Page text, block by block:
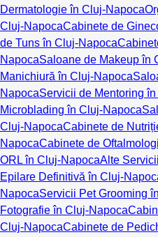
Dermatologie în Cluj-Napoca
Cluj-NapocaCabinete de
de Tuns în Cluj-Napoca
NapocaSaloane de Makeup în
Manichiură în Cluj-Napoca
NapocaServicii de Mentoring
Microblading în Cluj-Napoca
Cluj-NapocaCabinete de
NapocaCabinete de
ORL în Cluj-NapocaAlte
Epilare Definitivă în Cluj-
NapocaServicii Pet Grooming
Fotografie în Cluj-Napoca
Cluj-NapocaCabinete de